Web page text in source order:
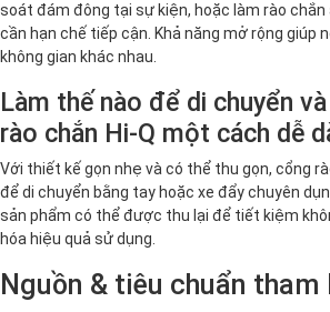
soát đám đông tại sự kiện, hoặc làm rào
cần hạn chế tiếp cận. Khả năng mở rộng giúp
không gian khác nhau.
Làm thế nào để di chuyển
rào chắn Hi-Q một cách dễ
Với thiết kế gọn nhẹ và có thể thu gọn, cổng
để di chuyển bằng tay hoặc xe đẩy chuyên
sản phẩm có thể được thu lại để tiết kiệm
hóa hiệu quả sử dụng.
Nguồn & tiêu chuẩn tham